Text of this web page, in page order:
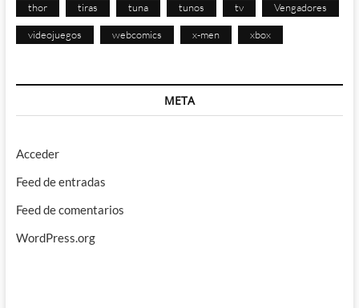
thor tiras tuna tunos tv Vengadores
videojuegos webcomics x-men xbox
META
Acceder
Feed de entradas
Feed de comentarios
WordPress.org